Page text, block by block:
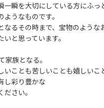
一瞬を大切にしている方にふっ
うなものです。
なるその時まで、宝物のような
と思っています。
家族となる。
いことも苦しいことも嬉しいこ
し彩り豊かな
さい。